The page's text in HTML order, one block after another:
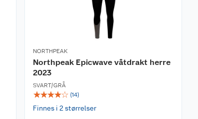
NORTHPEAK
Northpeak Epicwave våtdrakt herre
2023
SVART/GRÅ
☆☆☆☆☆ (14)
Finnes i 2 størrelser